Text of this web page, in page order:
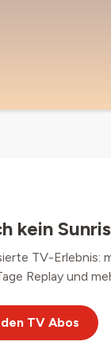
kein
TV-Erlebnis:
Replay und
TV Abos